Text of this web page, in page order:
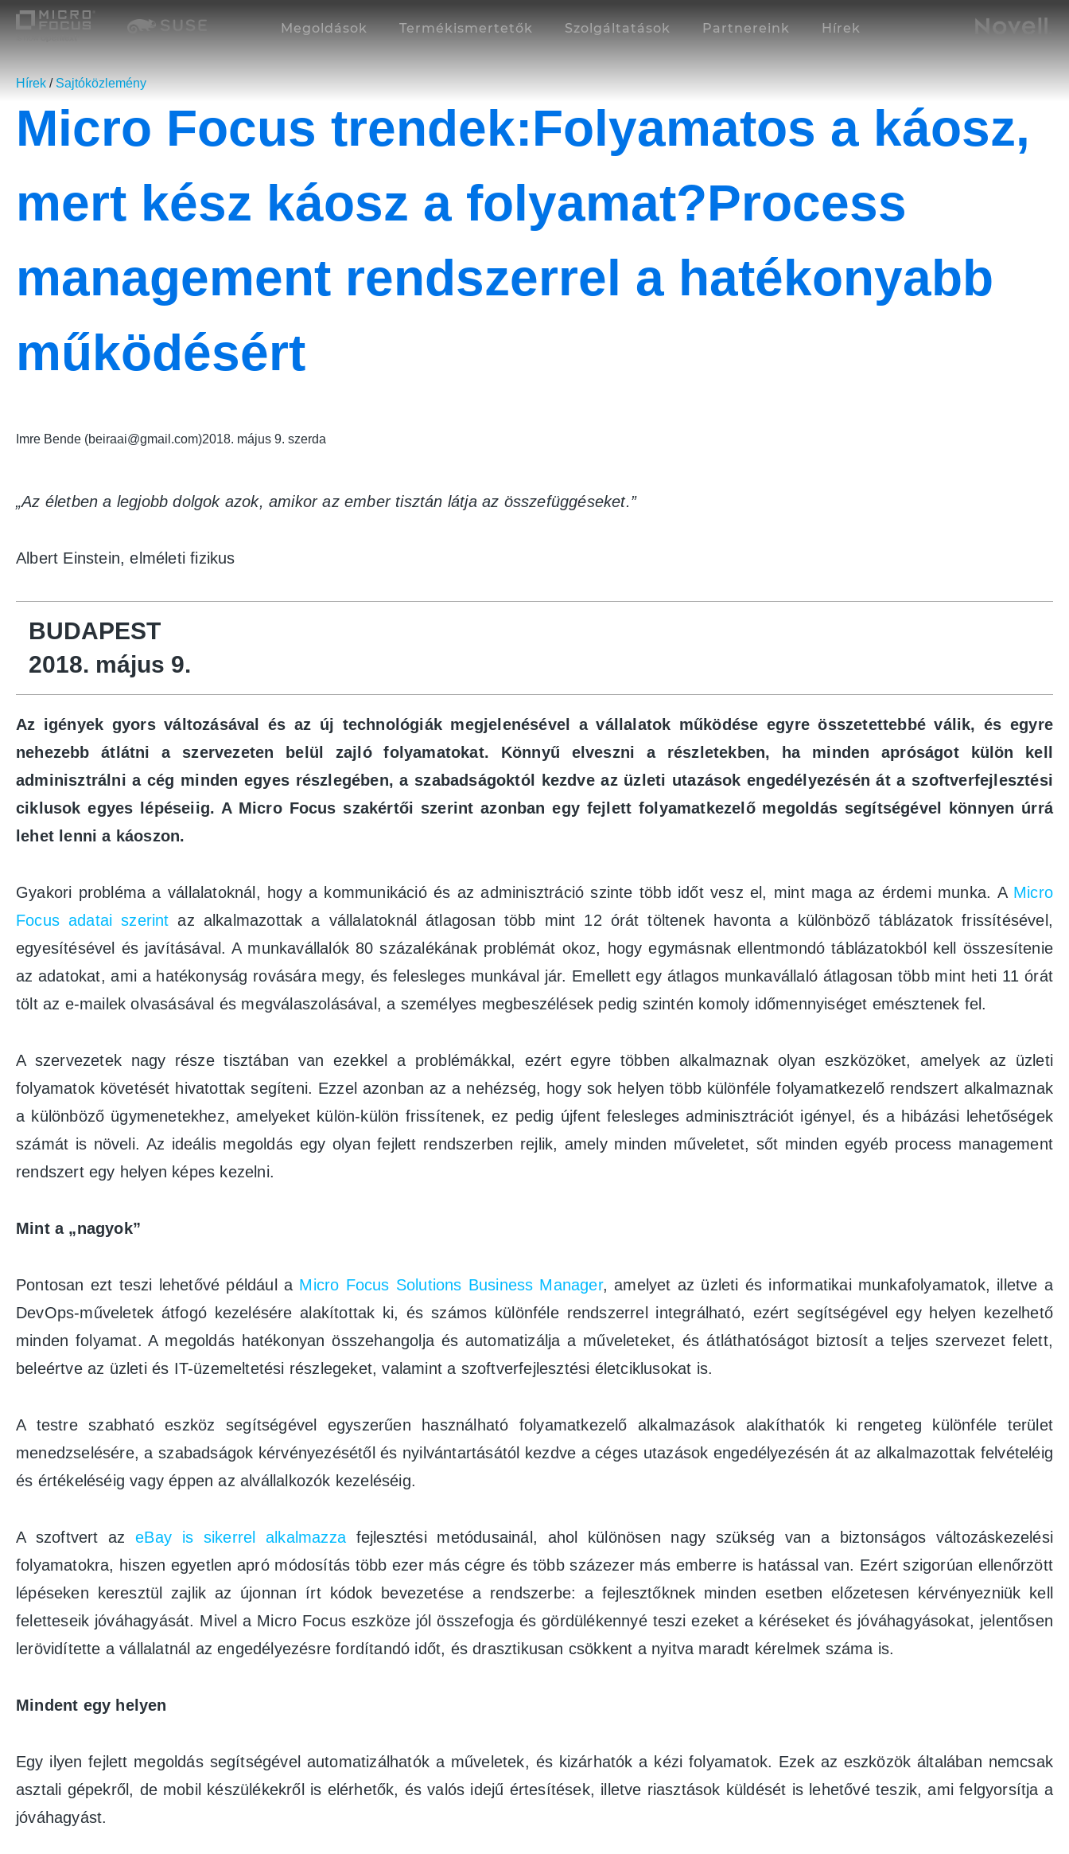
Megoldások Termékismertetők Szolgáltatások Partnereink Hírek
Hírek / Sajtóközlemény
Micro Focus trendek:Folyamatos a káosz,
mert kész káosz a folyamat?Process
management rendszerrel a hatékonyabb
működésért
Imre Bende (beiraai@gmail.com)2018. május 9. szerda
„Az életben a legjobb dolgok azok, amikor az ember tisztán látja az összefüggéseket.”
Albert Einstein, elméleti fizikus
BUDAPEST
2018. május 9.
Az igények gyors változásával és az új technológiák megjelenésével a vállalatok működése egyre összetettebbé válik, és egyre
nehezebb átlátni a szervezeten belül zajló folyamatokat. Könnyű elveszni a részletekben, ha minden apróságot külön kell
adminisztrálni a cég minden egyes részlegében, a szabadságoktól kezdve az üzleti utazások engedélyezésén át a szoftverfejlesztési
ciklusok egyes lépéseiig. A Micro Focus szakértői szerint azonban egy fejlett folyamatkezelő megoldás segítségével könnyen úrrá
lehet lenni a káoszon.
Gyakori probléma a vállalatoknál, hogy a kommunikáció és az adminisztráció szinte több időt vesz el, mint maga az érdemi munka. A Micro
Focus adatai szerint az alkalmazottak a vállalatoknál átlagosan több mint 12 órát töltenek havonta a különböző táblázatok frissítésével,
egyesítésével és javításával. A munkavállalók 80 százalékának problémát okoz, hogy egymásnak ellentmondó táblázatokból kell összesítenie
az adatokat, ami a hatékonyság rovására megy, és felesleges munkával jár. Emellett egy átlagos munkavállaló átlagosan több mint heti 11 órát
tölt az e-mailek olvasásával és megválaszolásával, a személyes megbeszélések pedig szintén komoly időmennyiséget emésztenek fel.
A szervezetek nagy része tisztában van ezekkel a problémákkal, ezért egyre többen alkalmaznak olyan eszközöket, amelyek az üzleti
folyamatok követését hivatottak segíteni. Ezzel azonban az a nehézség, hogy sok helyen több különféle folyamatkezelő rendszert alkalmaznak
a különböző ügymenetekhez, amelyeket külön-külön frissítenek, ez pedig újfent felesleges adminisztrációt igényel, és a hibázási lehetőségek
számát is növeli. Az ideális megoldás egy olyan fejlett rendszerben rejlik, amely minden műveletet, sőt minden egyéb process management
rendszert egy helyen képes kezelni.
Mint a „nagyok”
Pontosan ezt teszi lehetővé például a Micro Focus Solutions Business Manager, amelyet az üzleti és informatikai munkafolyamatok, illetve a
DevOps-műveletek átfogó kezelésére alakítottak ki, és számos különféle rendszerrel integrálható, ezért segítségével egy helyen kezelhető
minden folyamat. A megoldás hatékonyan összehangolja és automatizálja a műveleteket, és átláthatóságot biztosít a teljes szervezet felett,
beleértve az üzleti és IT-üzemeltetési részlegeket, valamint a szoftverfejlesztési életciklusokat is.
A testre szabható eszköz segítségével egyszerűen használható folyamatkezelő alkalmazások alakíthatók ki rengeteg különféle terület
menedzselésére, a szabadságok kérvényezésétől és nyilvántartásától kezdve a céges utazások engedélyezésén át az alkalmazottak felvételéig
és értékeléséig vagy éppen az alvállalkozók kezeléséig.
A szoftvert azeBay is sikerrel alkalmazzafejlesztési metódusainál, ahol különösen nagy szükség van a biztonságos változáskezelési
folyamatokra, hiszen egyetlen apró módosítás több ezer más cégre és több százezer más emberre is hatással van. Ezért szigorúan ellenőrzött
lépéseken keresztül zajlik az újonnan írt kódok bevezetése a rendszerbe: a fejlesztőknek minden esetben előzetesen kérvényezniük kell
feletteseik jóváhagyását. Mivel a Micro Focus eszköze jól összefogja és gördülékennyé teszi ezeket a kéréseket és jóváhagyásokat, jelentősen
lerövidítette a vállalatnál az engedélyezésre fordítandó időt, és drasztikusan csökkent a nyitva maradt kérelmek száma is.
Mindent egy helyen
Egy ilyen fejlett megoldás segítségével automatizálhatók a műveletek, és kizárhatók a kézi folyamatok. Ezek az eszközök általában nemcsak
asztali gépekről, de mobil készülékekről is elérhetők, és valós idejű értesítések, illetve riasztások küldését is lehetővé teszik, ami felgyorsítja a
jóváhagyást.